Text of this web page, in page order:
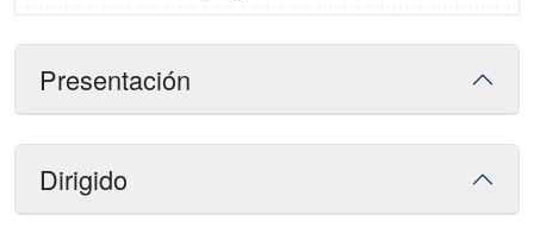
Presentación
Dirigido